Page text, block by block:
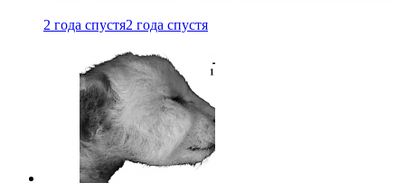
2 года спустя2 года спустя